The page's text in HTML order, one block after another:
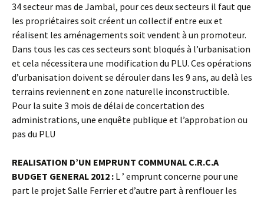
34 secteur mas de Jambal, pour ces deux secteurs il faut que
les propriétaires soit créent un collectif entre eux et
réalisent les aménagements soit vendent à un promoteur.
Dans tous les cas ces secteurs sont bloqués à l’urbanisation
et cela nécessitera une modification du PLU. Ces opérations
d’urbanisation doivent se dérouler dans les 9 ans, au delà les
terrains reviennent en zone naturelle inconstructible.
Pour la suite 3 mois de délai de concertation des
administrations, une enquête publique et l’approbation ou
pas du PLU
REALISATION D’UN EMPRUNT COMMUNAL C.R.C.A
BUDGET GENERAL 2012 : L ’ emprunt concerne pour une
part le projet Salle Ferrier et d’autre part à renflouer les